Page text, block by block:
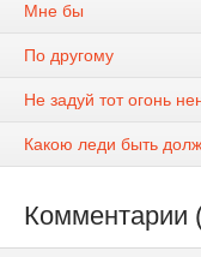
Мне бы
По другому
Не задуй тот огонь
Какою леди быть
Комментарии